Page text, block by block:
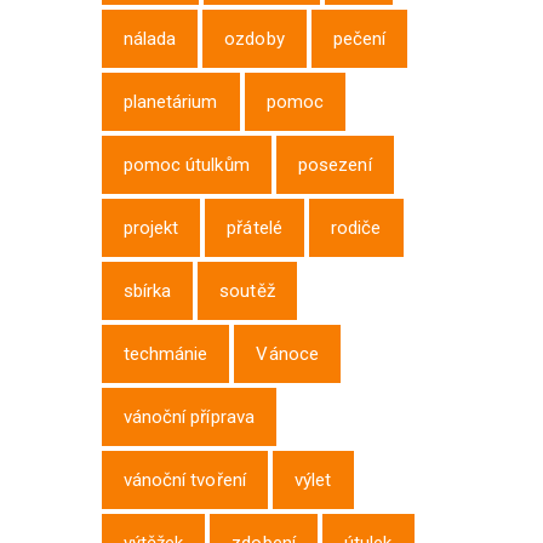
nálada ozdoby pečení
planetárium pomoc
pomoc útulkům posezení
projekt přátelé rodiče
sbírka soutěž
techmánie Vánoce
vánoční příprava
vánoční tvoření výlet